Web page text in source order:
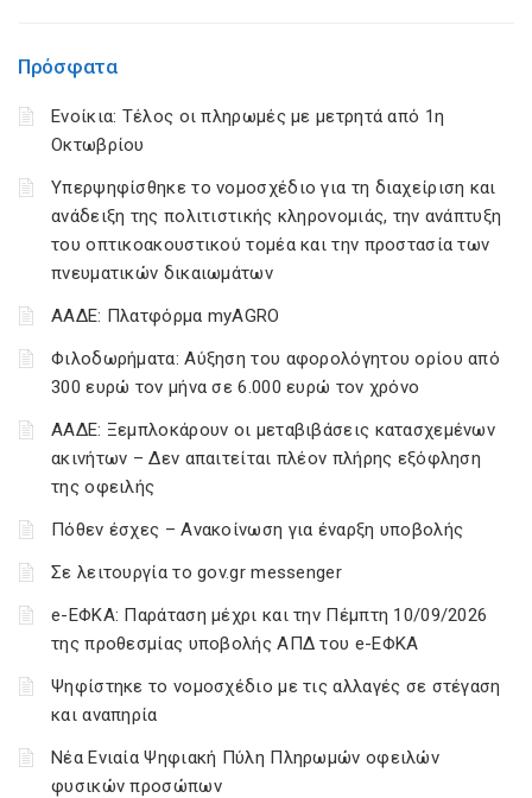
Πρόσφατα
Ενοίκια: Τέλος οι πληρωμές με μετρητά από 1η
Οκτωβρίου
Υπερψηφίσθηκε το νομοσχέδιο για τη διαχείριση και
ανάδειξη της πολιτιστικής κληρονομιάς, την ανάπτυξη
του οπτικοακουστικού τομέα και την προστασία των
πνευματικών δικαιωμάτων
ΑΑΔΕ: Πλατφόρμα myAGRO
Φιλοδωρήματα: Αύξηση του αφορολόγητου ορίου από
300 ευρώ τον μήνα σε 6.000 ευρώ τον χρόνο
ΑΑΔΕ: Ξεμπλοκάρουν οι μεταβιβάσεις κατασχεμένων
ακινήτων – Δεν απαιτείται πλέον πλήρης εξόφληση
της οφειλής
Πόθεν έσχες – Ανακοίνωση για έναρξη υποβολής
Σε λειτουργία το gov.gr messenger
e-ΕΦΚΑ: Παράταση μέχρι και την Πέμπτη 10/09/2026
της προθεσμίας υποβολής ΑΠΔ του e-ΕΦΚΑ
Ψηφίστηκε το νομοσχέδιο με τις αλλαγές σε στέγαση
και αναπηρία
Νέα Ενιαία Ψηφιακή Πύλη Πληρωμών οφειλών
φυσικών προσώπων